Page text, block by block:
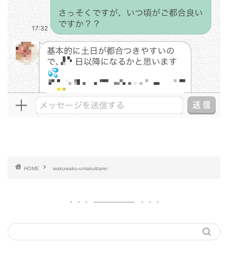
HOME wakuwaku-umakuittarei